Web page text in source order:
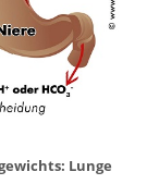
Lunge